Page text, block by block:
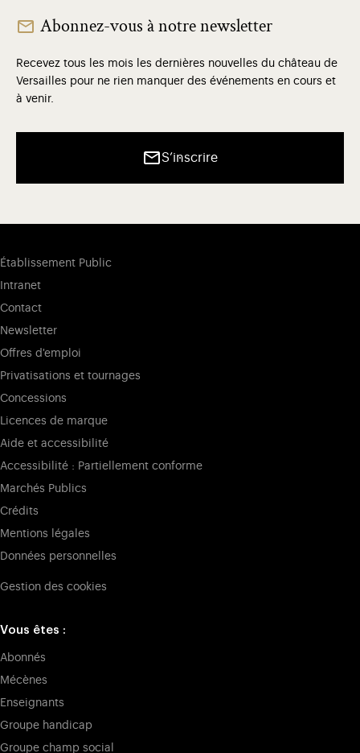
Abonnez-vous à notre newsletter
Recevez tous les mois les dernières nouvelles du château de
Versailles pour ne rien manquer des événements en cours et
à venir.
S’inscrire
Établissement Public
Intranet
Contact
Newsletter
Offres d'emploi
Privatisations et tournages
Concessions
Licences de marque
Aide et accessibilité
Accessibilité : Partiellement conforme
Marchés Publics
Crédits
Mentions légales
Données personnelles
Gestion des cookies
Vous êtes :
Abonnés
Mécènes
Enseignants
Groupe handicap
Groupe champ social